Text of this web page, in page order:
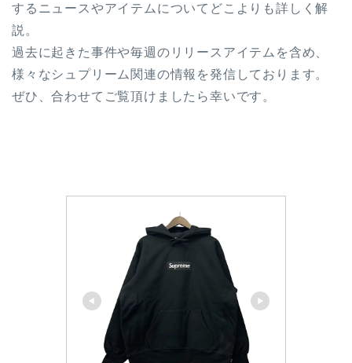
するニュースやアイテムについてどこよりも詳しく解
説。
過去に起きた事件や毎週のリリースアイテムを含め、
様々なシュプリーム関連の情報を発信しております。
ぜひ、合わせてご覧頂けましたら幸いです。